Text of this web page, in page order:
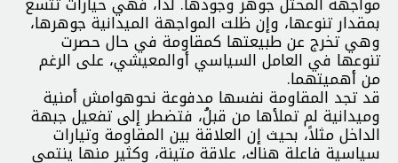
بمقدار تنوعها، وإن ظلت المواجهة الميدانية جوهرها،
وهي تخرج عن طبيعتها كمقاومة في حال حصرت
تنوعها في العامل السياسي أوالمعيشي، على الرغم
من أهميتهما.
قد تجد المقاومة نفسها مدفوعة نحوهوامش أمنية
وميدانية لم تملأها من قبلُ، فتضطر إلى تفعيل جبهة
الداخل مثلاً، بحيث إن العلاقة بين المقاومة وتيارات
سياسية فاعلة هناك، علاقة متينة، وكثير منها ينتمي